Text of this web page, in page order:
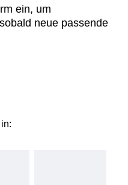
ein, um
neue passende